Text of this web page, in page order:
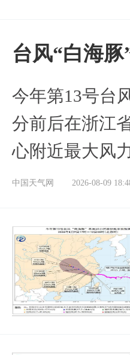
台风“白海
今年第13号台
分前后在浙江
心附近最大风
中国天气网 2026-08-09